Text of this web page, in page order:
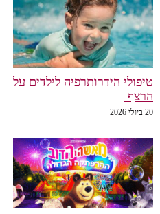
טיפולי הידרותרפיה לילדים על
הרצף
20 ביולי 2026